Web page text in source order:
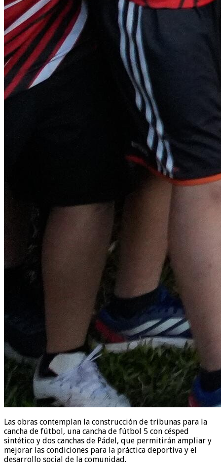
Las obras contemplan la construcción de tribunas para la
cancha de fútbol, una cancha de fútbol 5 con césped
sintético y dos canchas de Pádel, que permitirán ampliar y
mejorar las condiciones para la práctica deportiva y el
desarrollo social de la comunidad.